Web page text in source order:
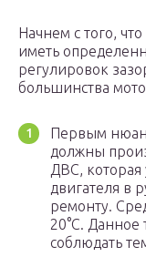
Начнем с того,
иметь
регулировок
большинства
Первым
должны
ДВС, которая
двигателя в
ремонту.
20°С. Данное
соблюдать